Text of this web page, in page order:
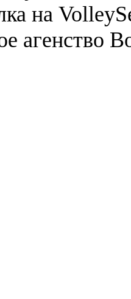
на
агенство